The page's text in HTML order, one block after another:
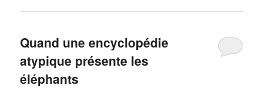
Quand une encyclopédie
atypique présente les
éléphants